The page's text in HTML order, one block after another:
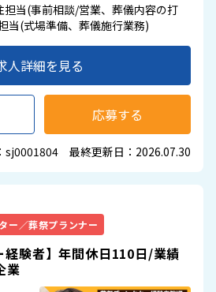
当(事前相談/営業、葬儀内容の打
当(式場準備、葬儀施行業務)
人詳細を見る
応募する
sj0001804 最終更新日：2026.07.30
ー／葬祭プランナー
経験者】年間休日110日/業績
業